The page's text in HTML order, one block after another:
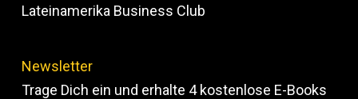
Lateinamerika Business Club
Newsletter
Trage Dich ein und erhalte 4 kostenlose E-Books